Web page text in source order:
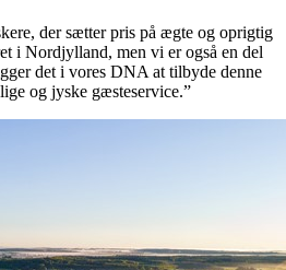
der sætter pris på ægte og oprigtig
i Nordjylland, men vi er også en del
det i vores DNA at tilbyde denne
og jyske gæsteservice.”